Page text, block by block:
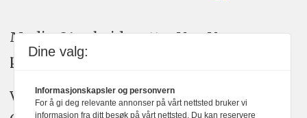
Medier24 arbeider etter Vær Varsom-
plakatens regler for god presseskikk.
Vi bruker KI-verktøy som ChatGPT,
Dine valg:
Informasjonskapsler og personvern
For å gi deg relevante annonser på vårt nettsted bruker vi
informasjon fra ditt besøk på vårt nettsted. Du kan reservere